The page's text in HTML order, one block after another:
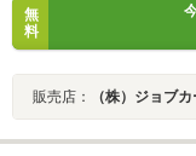
無
料
販売店： （株）ジョブ